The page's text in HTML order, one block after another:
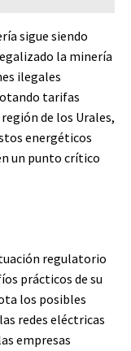
sigue siendo
la minería
ilegales
tarifas
de los Urales,
energéticos
un punto crítico
regulatorio
prácticos de su
los posibles
redes eléctricas
empresas